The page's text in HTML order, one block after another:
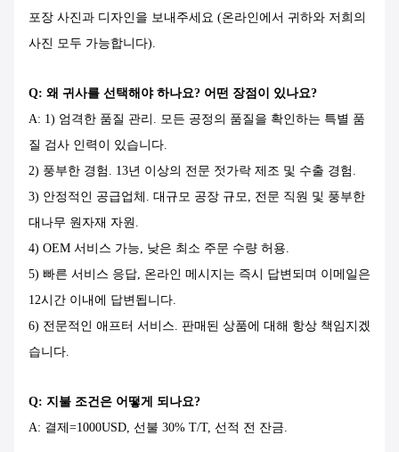
포장 사진과 디자인을 보내주세요 (온라인에서 귀하와 저희의
사진 모두 가능합니다).
Q: 왜 귀사를 선택해야 하나요? 어떤 장점이 있나요?
A: 1) 엄격한 품질 관리. 모든 공정의 품질을 확인하는 특별 품
질 검사 인력이 있습니다.
2) 풍부한 경험. 13년 이상의 전문 젓가락 제조 및 수출 경험.
3) 안정적인 공급업체. 대규모 공장 규모, 전문 직원 및 풍부한
대나무 원자재 자원.
4) OEM 서비스 가능, 낮은 최소 주문 수량 허용.
5) 빠른 서비스 응답, 온라인 메시지는 즉시 답변되며 이메일은
12시간 이내에 답변됩니다.
6) 전문적인 애프터 서비스. 판매된 상품에 대해 항상 책임지겠
습니다.
Q: 지불 조건은 어떻게 되나요?
A: 결제=1000USD, 선불 30% T/T, 선적 전 잔금.